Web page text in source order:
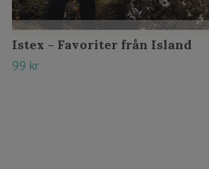
Istex - Favoriter från Island
99 kr